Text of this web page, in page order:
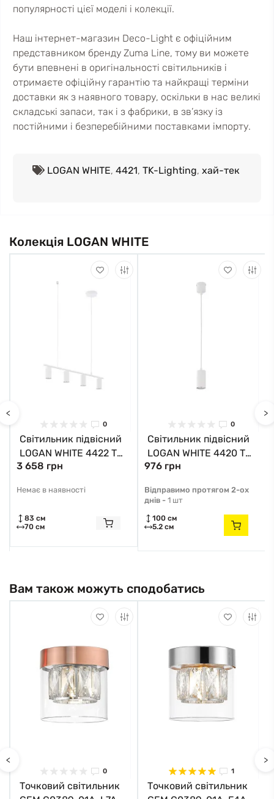
популярності цієї моделі і колекції.
Наш інтернет-магазин Deco-Light є офіційним
представником бренду Zuma Line, тому ви можете
бути впевнені в оригінальності світильників і
отримаєте офіційну гарантію та найкращі терміни
доставки як з наявного товару, оскільки в нас великі
складські запаси, так і з фабрики, в зв’язку із
постійними і безперебійними поставками імпорту.
LOGAN WHITE, 4421, TK-Lighting, хай-тек
Колекція LOGAN WHITE
<
0
Світильник підвісний
LOGAN WHITE 4422 TK-
Lighting білий
3 658 грн
Немає в наявності
83 см
70 см
0
Світильник підвісний
LOGAN WHITE 4420 TK-
Lighting білий
976 грн
Відправимо протягом 2-ох
днів - 1 шт
100 см
5.2 см
>
Вам також можуть сподобатись
<
0
Точковий світильник
1
Точковий світильник
>